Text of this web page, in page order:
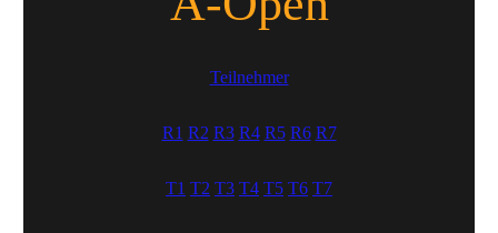
Teilnehmer
R1 R2 R3 R4 R5 R6 R7
T1 T2 T3 T4 T5 T6 T7